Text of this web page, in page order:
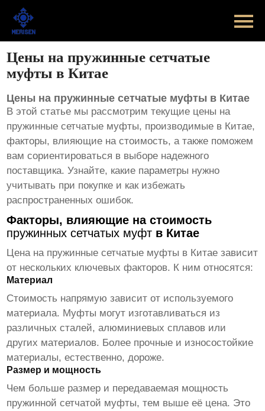
Главная
Новости
Случаи
Цены на пружинные сетчатые
муфты в Китае
Цены на пружинные сетчатые муфты в Китае
В этой статье мы рассмотрим текущие цены на
пружинные сетчатые муфты, производимые в Китае,
факторы, влияющие на стоимость, а также поможем
вам сориентироваться в выборе надежного
поставщика. Узнайте, какие параметры нужно
учитывать при покупке и как избежать
распространенных ошибок.
Факторы, влияющие на стоимость
пружинных сетчатых муфт в Китае
Цена на пружинные сетчатые муфты в Китае зависит
от нескольких ключевых факторов. К ним относятся:
Материал
Стоимость напрямую зависит от используемого
материала. Муфты могут изготавливаться из
различных сталей, алюминиевых сплавов или
других материалов. Более прочные и износостойкие
материалы, естественно, дороже.
Размер и мощность
Чем больше размер и передаваемая мощность
пружинной сетчатой муфты, тем выше её цена. Это